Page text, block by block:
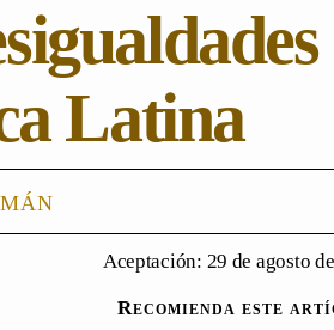
Latina
Aceptación: 29 de agosto
Recomienda este